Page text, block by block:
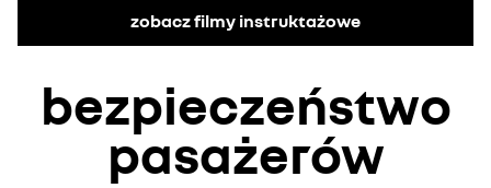
zobacz filmy instruktażowe
bezpieczeństwo
pasażerów